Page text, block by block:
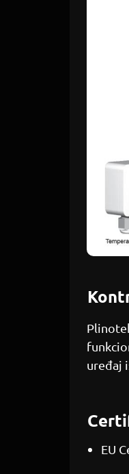
uređaj
EU